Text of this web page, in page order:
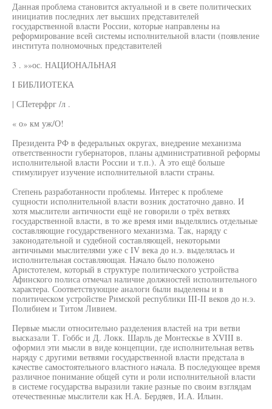
Данная проблема становится актуальной и в свете политических
инициатив последних лет высших представителей
государственной власти России, которые направлены на
реформирование всей системы исполнительной власти (появление
института полномочных представителей
3 . »»ос. НАЦИОНАЛЬНАЯ
I БИБЛИОТЕКА
| СПетерфрг /л .
« о» км уж/О!
Президента РФ в федеральных округах, внедрение механизма
ответственности губернаторов, планы административной реформы
исполнительной власти России и т.п.). А это ещё больше
стимулирует изучение исполнительной власти страны.
Степень разработанности проблемы. Интерес к проблеме
сущности исполнительной власти возник достаточно давно. И
хотя мыслители античности ещё не говорили о трёх ветвях
государственной власти, в то же время ими выделялись отдельные
составляющие государственного механизма. Так, наряду с
законодательной и судебной составляющей, некоторыми
античными мыслителями уже с IV века до н.э. выделялась и
исполнительная составляющая. Начало было положено
Аристотелем, который в структуре политического устройства
Афинского полиса отмечал наличие должностей исполнительного
характера. Соответствующие аналоги были выделены и в
политическом устройстве Римской республики III-II веков до н.э.
Полибием и Титом Ливием.
Первые мысли относительно разделения властей на три ветви
высказали Т. Гоббс и Д. Локк. Шарль де Монтескье в XVIII в.
оформил эти мысли в виде концепции, где исполнительная ветвь
наряду с другими ветвями государственной власти предстала в
качестве самостоятельного властного начала. В последующее время
различное понимание общей сути и роли исполнительной власти
в системе государства выразили такие разные по своим взглядам
отечественные мыслители как Н.А. Бердяев, И.А. Ильин.